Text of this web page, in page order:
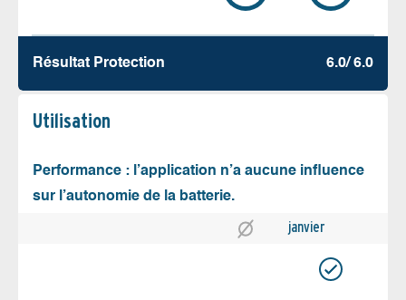
Résultat Protection 6.0/ 6.0
Utilisation
Performance : l’application n’a aucune influence
sur l’autonomie de la batterie.
janvier